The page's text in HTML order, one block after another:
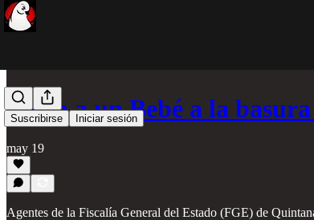
Suscribirse Iniciar sesión
Tiran a un Bebé a la
may 19
Agentes de la Fiscalía General del Estado (FGE) de